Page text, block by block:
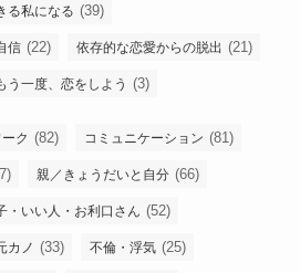
る私になる (39)
信 (22) 依存的な恋愛からの脱出 (21)
う一度、恋をしよう (3)
ク (82) コミュニケーション (81)
親／きょうだいと自分 (66)
・いい人・お利口さん (52)
カノ (33) 不倫・浮気 (25)